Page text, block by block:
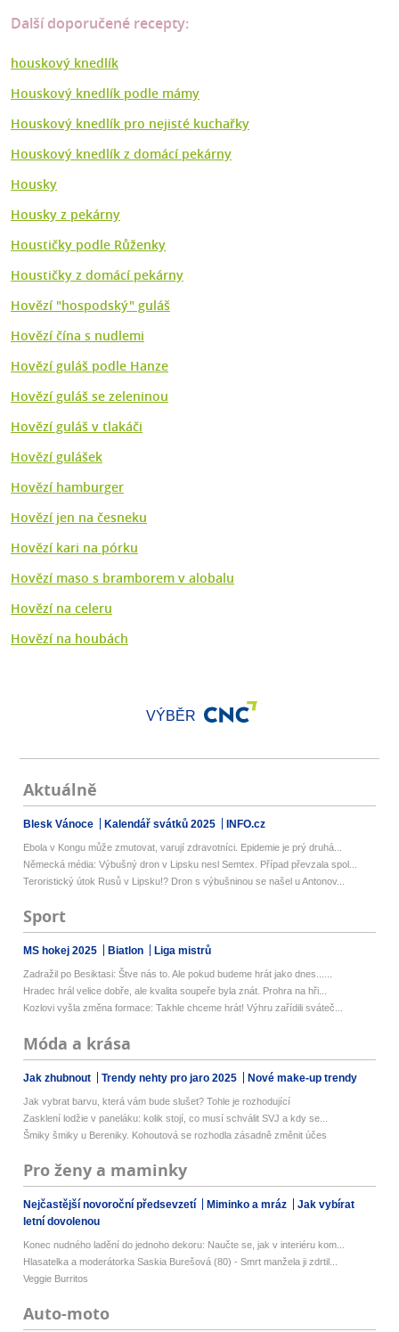
Další doporučené recepty:
houskový knedlík
Houskový knedlík podle mámy
Houskový knedlík pro nejisté kuchařky
Houskový knedlík z domácí pekárny
Housky
Housky z pekárny
Houstičky podle Růženky
Houstičky z domácí pekárny
Hovězí "hospodský" guláš
Hovězí čína s nudlemi
Hovězí guláš podle Hanze
Hovězí guláš se zeleninou
Hovězí guláš v tlakáči
Hovězí gulášek
Hovězí hamburger
Hovězí jen na česneku
Hovězí kari na pórku
Hovězí maso s bramborem v alobalu
Hovězí na celeru
Hovězí na houbách
VÝBĚR
Aktuálně
Blesk Vánoce Kalendář svátků 2025 INFO.cz
Ebola v Kongu může zmutovat, varují zdravotníci. Epidemie je prý druhá...
Německá média: Výbušný dron v Lipsku nesl Semtex. Případ převzala spol...
Teroristický útok Rusů v Lipsku!? Dron s výbušninou se našel u Antonov...
Sport
MS hokej 2025 Biatlon Liga mistrů
Zadražil po Besiktasi: Štve nás to. Ale pokud budeme hrát jako dnes......
Hradec hrál velice dobře, ale kvalita soupeře byla znát. Prohra na hři...
Kozlovi vyšla změna formace: Takhle chceme hrát! Výhru zařídili sváteč...
Móda a krása
Jak zhubnout Trendy nehty pro jaro 2025 Nové make-up trendy
Jak vybrat barvu, která vám bude slušet? Tohle je rozhodující
Zasklení lodžie v paneláku: kolik stojí, co musí schválit SVJ a kdy se...
Šmiky šmiky u Bereniky. Kohoutová se rozhodla zásadně změnit účes
Pro ženy a maminky
Nejčastější novoroční předsevzetí Miminko a mráz
Jak vybírat
letní dovolenou
Konec nudného ladění do jednoho dekoru: Naučte se, jak v interiéru kom...
Hlasatelka a moderátorka Saskia Burešová (80) - Smrt manžela ji zdrtil...
Veggie Burritos
Auto-moto